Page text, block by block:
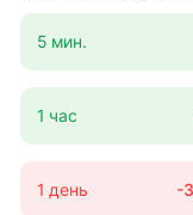
5 мин.
1 час
1 день -